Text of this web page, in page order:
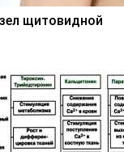
щитовидной